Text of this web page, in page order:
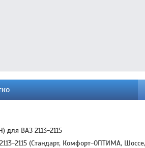
для ВАЗ 2113-2115
2115 (Стандарт, Комфорт-ОПТИМА,